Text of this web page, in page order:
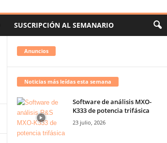
SUSCRIPCIÓN AL SEMANARIO
Anuncios
Noticias más leídas esta semana
Software de análisis MXO-
K333 de potencia trifásica
23 julio, 2026